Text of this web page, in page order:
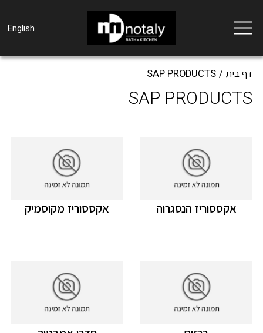
Toggle
navigation
English
דף בית SAP PRODUCTS
SAP PRODUCTS
אקססוריז הנסגרוה אקססוריז מקוסמיק